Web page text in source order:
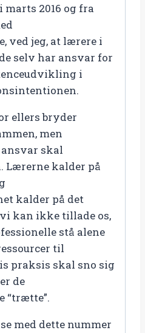
2016 og fra
ved jeg, at lærere i
selv har ansvar for
i
ellers bryder
men
skal
Lærerne kalder på
kalder på det
kan ikke tillade os,
stå alene
til
praksis skal sno sig
de
“trætte”.
med dette nummer